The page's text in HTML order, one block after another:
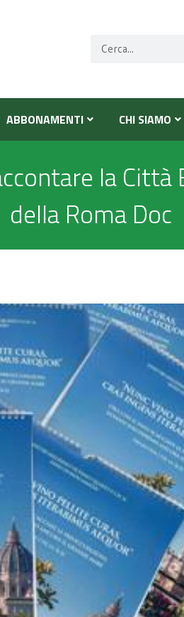
ABBONAMENTI CHI SIAMO
la
della Roma Doc